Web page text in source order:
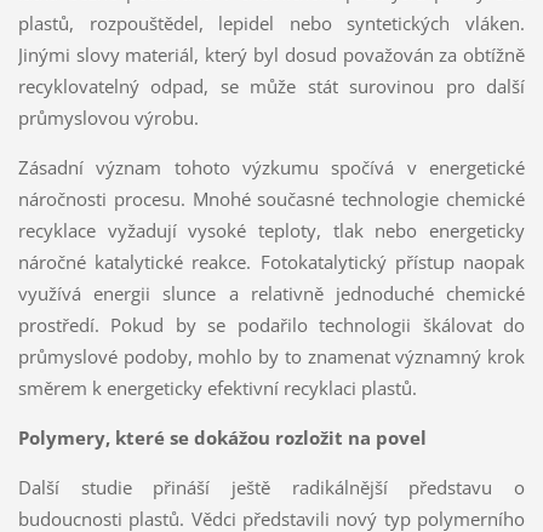
plastů, rozpouštědel, lepidel nebo syntetických vláken.
Jinými slovy materiál, který byl dosud považován za obtížně
recyklovatelný odpad, se může stát surovinou pro další
průmyslovou výrobu.
Zásadní význam tohoto výzkumu spočívá v energetické
náročnosti procesu. Mnohé současné technologie chemické
recyklace vyžadují vysoké teploty, tlak nebo energeticky
náročné katalytické reakce. Fotokatalytický přístup naopak
využívá energii slunce a relativně jednoduché chemické
prostředí. Pokud by se podařilo technologii škálovat do
průmyslové podoby, mohlo by to znamenat významný krok
směrem k energeticky efektivní recyklaci plastů.
Polymery, které se dokážou rozložit na povel
Další studie přináší ještě radikálnější představu o
budoucnosti plastů. Vědci představili nový typ polymerního